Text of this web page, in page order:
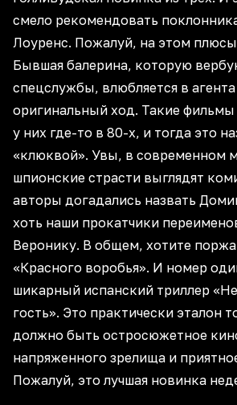
смело рекомендовать
Лоуренс. Пожалуй, на этом плюсы
Бывшая балерина, которую
спецслужбы, влюбляется в
оригинальный ход. Такие
у них где-то в 80-х, и тогда это
«клюквой». Увы, в современном
шпионские страсти выглядят
авторы догадались назвать
хоть наши прокатчики
Веронику. В общем, хотите
«Красного воробья». И номер
шикарный испанский триллер
гость». Это практически эталон
должно быть остросюжетное
напряженного зрелища и
Пожалуй, это лучшая новинка